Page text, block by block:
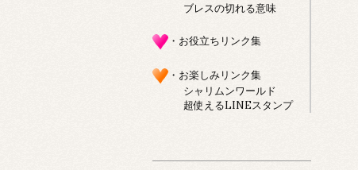
ブレスの切れる意味
・お役立ちリンク集
・お楽しみリンク集
シャリムンワールド
超使えるLINEスタンプ